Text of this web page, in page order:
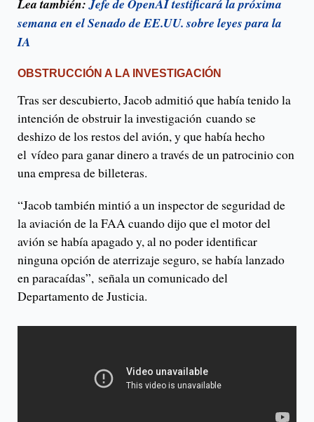
Lea también:Jefe de OpenAI testificará la próxima
semana en el Senado de EE.UU. sobre leyes para la
IA
OBSTRUCCIÓN A LA INVESTIGACIÓN
Tras ser descubierto, Jacob admitió que había tenido la
intención de obstruir la investigación cuando se
deshizo de los restos del avión, y que había hecho
el vídeo para ganar dinero a través de un patrocinio con
una empresa de billeteras.
“Jacob también mintió a un inspector de seguridad de
la aviación de la FAA cuando dijo que el motor del
avión se había apagado y, al no poder identificar
ninguna opción de aterrizaje seguro, se había lanzado
en paracaídas”, señala un comunicado del
Departamento de Justicia.